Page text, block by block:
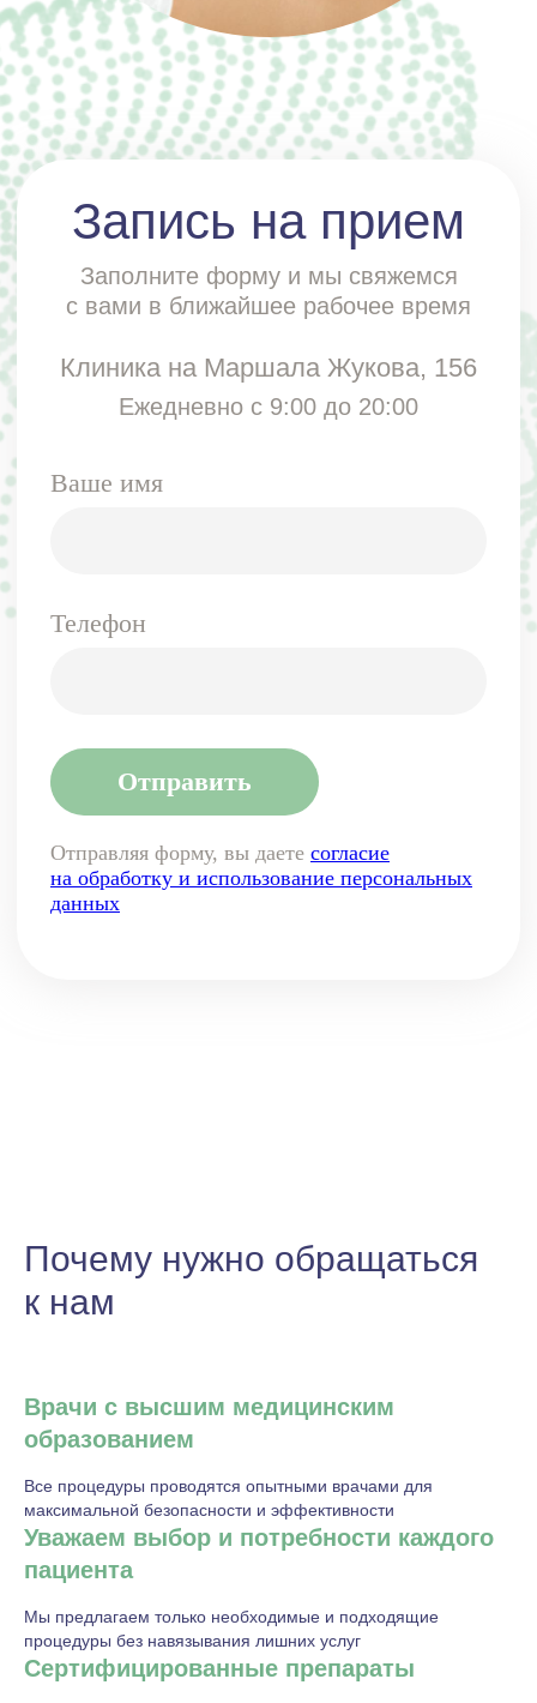
Отправить
Отправляя форму, вы даетесогласие
на обработку и использование персональных
данных
Почему нужно обращаться
к нам
Врачи с высшим медицинским
образованием
Все процедуры проводятся опытными врачами для
максимальной безопасности и эффективности
Уважаем выбор и потребности каждого
пациента
Мы предлагаем только необходимые и подходящие
процедуры без навязывания лишних услуг
Сертифицированные препараты